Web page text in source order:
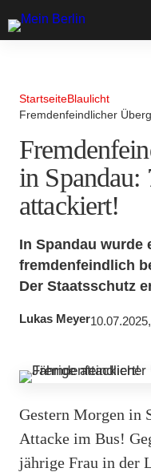
StartseiteBlaulicht
Fremdenfeindlicher
in Spandau:
attackiert!
In Spandau wurde
fremdenfeindlich
Der Staatsschutz
Lukas Meyer
Gestern Morgen in
Attacke im Bus!
jährige Frau in der